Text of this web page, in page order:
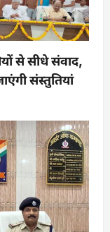
से सीधे संवाद,
संस्तुतियां